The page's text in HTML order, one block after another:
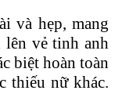
và hẹp, mang
lên vẻ tinh anh
biệt hoàn toàn
thiếu nữ khác.